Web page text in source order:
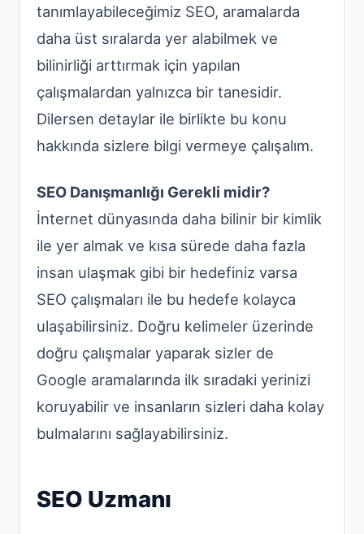
tanımlayabileceğimiz SEO, aramalarda
daha üst sıralarda yer alabilmek ve
bilinirliği arttırmak için yapılan
çalışmalardan yalnızca bir tanesidir.
Dilersen detaylar ile birlikte bu konu
hakkında sizlere bilgi vermeye çalışalım.
SEO Danışmanlığı Gerekli midir?
İnternet dünyasında daha bilinir bir kimlik
ile yer almak ve kısa sürede daha fazla
insan ulaşmak gibi bir hedefiniz varsa
SEO çalışmaları ile bu hedefe kolayca
ulaşabilirsiniz. Doğru kelimeler üzerinde
doğru çalışmalar yaparak sizler de
Google aramalarında ilk sıradaki yerinizi
koruyabilir ve insanların sizleri daha kolay
bulmalarını sağlayabilirsiniz.
SEO Uzmanı